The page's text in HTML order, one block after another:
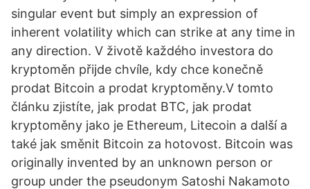
singular event but simply an expression of
inherent volatility which can strike at any time in
any direction. V životě každého investora do
kryptoměn přijde chvíle, kdy chce konečně
prodat Bitcoin a prodat kryptoměny.V tomto
článku zjistíte, jak prodat BTC, jak prodat
kryptoměny jako je Ethereum, Litecoin a další a
také jak směnit Bitcoin za hotovost. Bitcoin was
originally invented by an unknown person or
group under the pseudonym Satoshi Nakamoto